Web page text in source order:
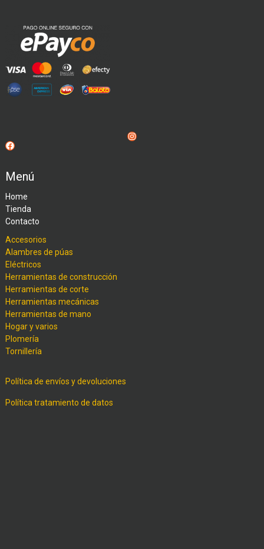
Instagram
Facebook
Menú
Home
Tienda
Contacto
Accesorios
Alambres de púas
Eléctricos
Herramientas de construcción
Herramientas de corte
Herramientas mecánicas
Herramientas de mano
Hogar y varios
Plomería
Tornillería
Política de envíos y devoluciones
Política tratamiento de datos